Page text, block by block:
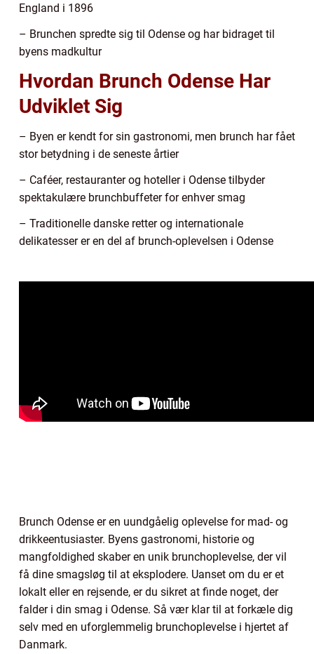
England i 1896
– Brunchen spredte sig til Odense og har bidraget til
byens madkultur
Hvordan Brunch Odense Har
Udviklet Sig
– Byen er kendt for sin gastronomi, men brunch har fået
stor betydning i de seneste årtier
– Caféer, restauranter og hoteller i Odense tilbyder
spektakulære brunchbuffeter for enhver smag
– Traditionelle danske retter og internationale
delikatesser er en del af brunch-oplevelsen i Odense
Brunch Odense er en uundgåelig oplevelse for mad- og
drikkeentusiaster. Byens gastronomi, historie og
mangfoldighed skaber en unik brunchoplevelse, der vil
få dine smagsløg til at eksplodere. Uanset om du er et
lokalt eller en rejsende, er du sikret at finde noget, der
falder i din smag i Odense. Så vær klar til at forkæle dig
selv med en uforglemmelig brunchoplevelse i hjertet af
Danmark.